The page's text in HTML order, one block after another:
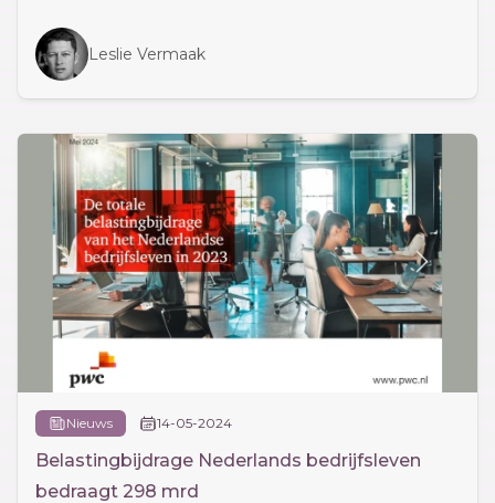
Leslie Vermaak
Nieuws 14-05-2024
Belastingbijdrage Nederlands bedrijfsleven
bedraagt 298 mrd